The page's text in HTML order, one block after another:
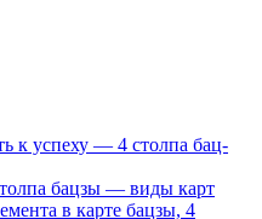
к успеху — 4 столпа бац-
бацзы — виды карт
в карте бацзы, 4